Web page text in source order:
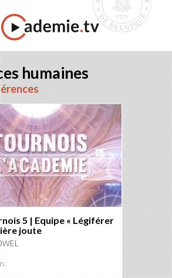
humaines
5 | Equipe « Légiférer
joute